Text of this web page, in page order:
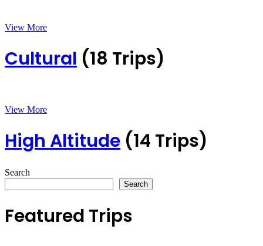
View More
Cultural (18 Trips)
View More
High Altitude (14 Trips)
Search
Search
Featured Trips